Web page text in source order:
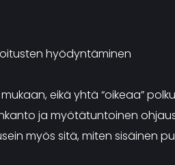
hyödyntäminen
eikä yhtä “oikeaa”
ja myötätuntoinen
myös sitä, miten sisäinen